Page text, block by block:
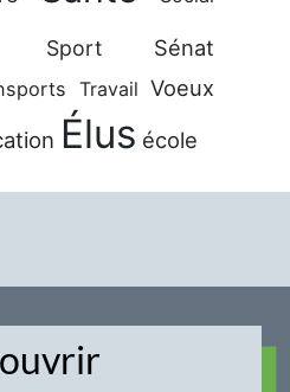
Sport Sénat
Travail Voeux
Élus école